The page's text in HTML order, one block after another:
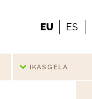
EU ES
IKASGELA